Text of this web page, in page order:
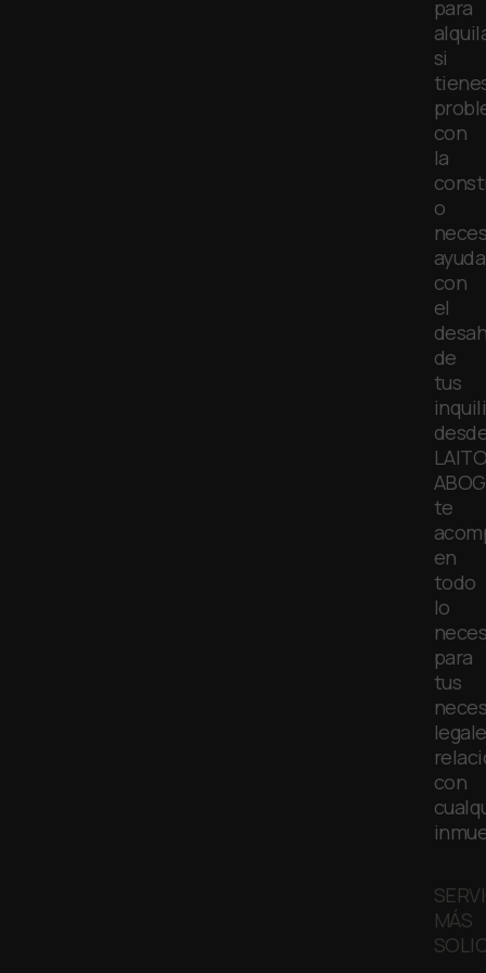
para
si
con
la
o
ayuda
con
el
de
tus
te
en
todo
lo
para
tus
con
MÁS